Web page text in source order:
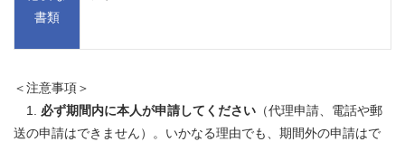
書類
＜注意事項＞
1. 必ず期間内に本人が申請してください （代理申請、電話や郵
送の申請はできません）。いかなる理由でも、期間外の申請はで